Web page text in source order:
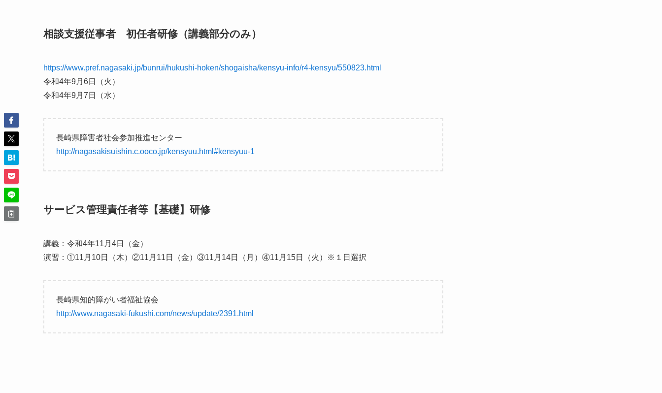
相談支援従事者 初任者研修（講義部分のみ）
https://www.pref.nagasaki.jp/bunrui/hukushi-hoken/shogaisha/kensyu-info/r4-kensyu/550823.html
令和4年9月6日（火）
令和4年9月7日（水）
長崎県障害者社会参加推進センター
http://nagasakisuishin.c.ooco.jp/kensyuu.html#kensyuu-1
サービス管理責任者等【基礎】研修
講義：令和4年11月4日（金）
演習：①11月10日（木）②11月11日（金）③11月14日（月）④11月15日（火）※１日選択
長崎県知的障がい者福祉協会
http://www.nagasaki-fukushi.com/news/update/2391.html